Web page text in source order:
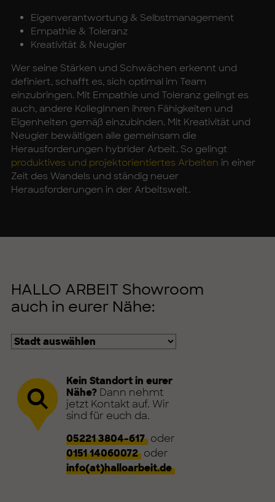
Eigenverantwortung & Selbstmanagement
Empathie & Toleranz
Kreativität & Neugier
Wer seine Stärken und Schwächen erkennt und
definiert, schafft es, sich optimal im Team
einzubringen. Mit Empathie und Toleranz gelingt es
auch, andere KollegInnen ihren Fähigkeiten und
Eigenheiten gemäß einzubinden. Mit Kreativität und
Neugier bewältigen alle gemeinsam die
Herausforderungen hybrider Arbeit. So gelingt
produktives und projektorientiertes Arbeiten in einer
Zeit des Wandels und ständig neuer
Herausforderungen in der Arbeitswelt.
HALLO ARBEIT Showroom
auch in eurer Nähe:
Kein Standort in eurer
Nähe?Dann nehmt
jetzt Kontakt auf. Wir
sind für euch da.
05221 3804-617 oder
0151 14060072 oder
info(at)halloarbeit.de